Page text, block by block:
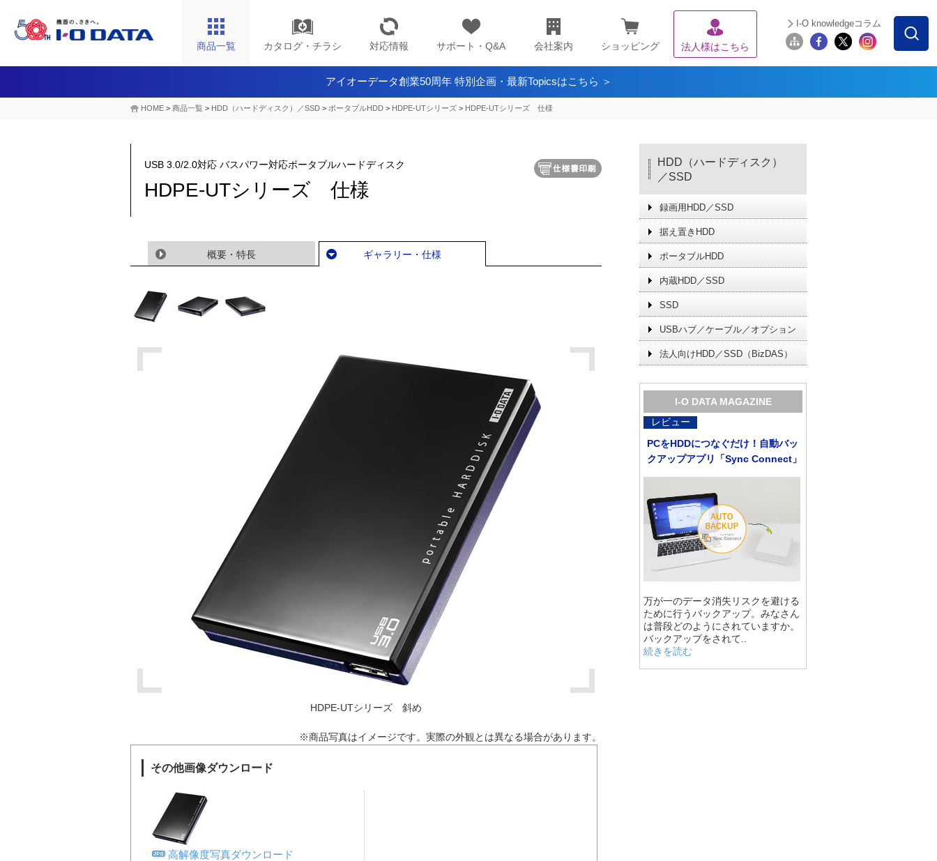
商品一覧 カタログ・チラシ 対応情報 サポート・Q&A 会社案内 ショッピング 法人様はこちら
I-O knowledgeコラム
アイオーデータ創業50周年 特別企画・最新Topicsはこちら ＞
HOME > 商品一覧 > HDD（ハードディスク）／SSD > ポータブルHDD > HDPE-UTシリーズ > HDPE-UTシリーズ 仕様
USB 3.0/2.0対応 バスパワー対応ポータブルハードディスク
HDPE-UTシリーズ 仕様
概要・特長 ギャラリー・仕様
HDPE-UTシリーズ 斜め
※商品写真はイメージです。実際の外観とは異なる場合があります。
その他画像ダウンロード
高解像度写真ダウンロード
HDD（ハードディスク）
／SSD
録画用HDD／SSD
据え置きHDD
ポータブルHDD
内蔵HDD／SSD
SSD
USBハブ／ケーブル／オプション
法人向けHDD／SSD（BizDAS）
I-O DATA MAGAZINE
レビュー
PCをHDDにつなぐだけ！自動バッ
クアップアプリ「Sync Connect」
万が一のデータ消失リスクを避ける
ために行うバックアップ。みなさん
は普段どのようにされていますか。
バックアップをされて..
続きを読む